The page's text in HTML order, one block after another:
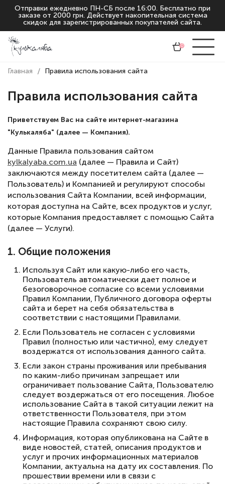
Отправки ежедневно ПН-СБ после 16:00. Бесплатно при
заказе от 2000 грн. Действует накопительная система
скидок для зарегистрированных покупателей сайта.
0
Главная Правила использования сайта
Правила использования сайта
Приветствуем Вас на сайте интернет-магазина
"Кулькаляба" (далее — Компания).
Данные Правила пользования сайтом
kylkalyaba.com.ua (далее — Правила и Сайт)
заключаются между посетителем сайта (далее —
Пользователь) и Компанией и регулируют способы
использования Сайта Компании, всей информации,
которая доступна на Сайте, всех продуктов и услуг,
которые Компания предоставляет с помощью Сайта
(далее — Услуги).
1. Общие положения
Используя Сайт или какую-либо его часть,
Пользователь автоматически дает полное и
безоговорочное согласие со всеми условиями
Правил Компании, Публичного договора оферты
сайта и берет на себя обязательства в
соответствии с настоящими Правилами.
Если Пользователь не согласен с условиями
Правил (полностью или частично), ему следует
воздержатся от использования данного сайта.
Если закон страны проживания или пребывания
по каким-либо причинам запрещает или
ограничивает пользование Сайта, Пользователю
следует воздержаться от его посещения. Любое
использование Сайта в такой ситуации лежит на
ответственности Пользователя, при этом
настоящие Правила сохраняют свою силу.
Информация, которая опубликована на Сайте в
виде новостей, статей, описания продуктов и
услуг и прочих информационных материалов
Компании, актуальна на дату их составления. По
прошествии времени или в связи с